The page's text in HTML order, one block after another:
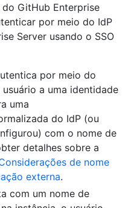
do GitHub Enterprise
por meio do IdP
Server usando o SSO
por meio do
a uma identidade
uma
do IdP (ou
com o nome de
detalhes sobre a
de nome
externa.
com um nome de